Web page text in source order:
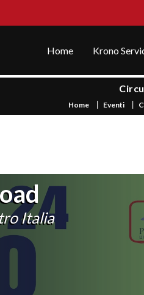
Home Krono
Home Eventi
Italia